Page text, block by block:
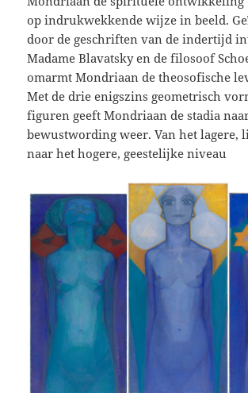
op indrukwekkende wijze in beeld.
door de geschriften van de indertijd
Madame Blavatsky en de filosoof
omarmt Mondriaan de theosofische
Met de drie enigszins geometrisch
figuren geeft Mondriaan de stadia
bewustwording weer. Van het lagere,
naar het hogere, geestelijke niveau